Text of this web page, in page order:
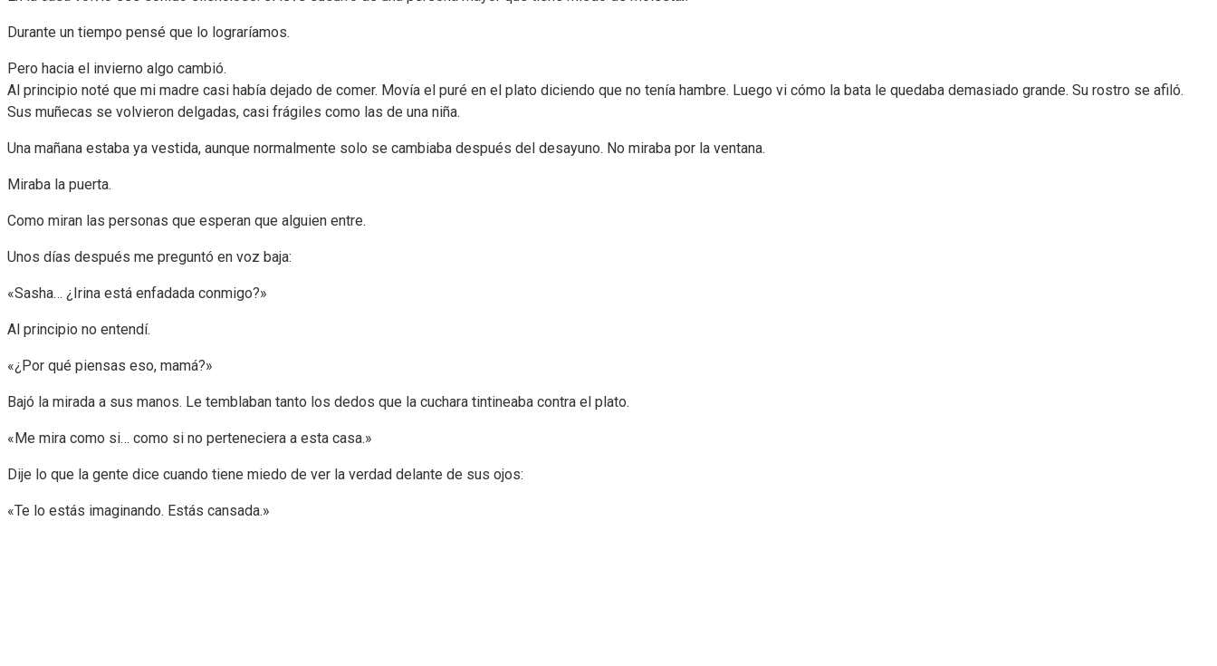
Durante un tiempo pensé que lo lograríamos.
Pero hacia el invierno algo cambió.
Al principio noté que mi madre casi había dejado de comer. Movía el puré en el plato diciendo que no tenía hambre. Luego vi cómo la bata le quedaba demasiado grande. Su rostro se afiló.
Sus muñecas se volvieron delgadas, casi frágiles como las de una niña.
Una mañana estaba ya vestida, aunque normalmente solo se cambiaba después del desayuno. No miraba por la ventana.
Miraba la puerta.
Como miran las personas que esperan que alguien entre.
Unos días después me preguntó en voz baja:
«Sasha… ¿Irina está enfadada conmigo?»
Al principio no entendí.
«¿Por qué piensas eso, mamá?»
Bajó la mirada a sus manos. Le temblaban tanto los dedos que la cuchara tintineaba contra el plato.
«Me mira como si… como si no perteneciera a esta casa.»
Dije lo que la gente dice cuando tiene miedo de ver la verdad delante de sus ojos:
«Te lo estás imaginando. Estás cansada.»